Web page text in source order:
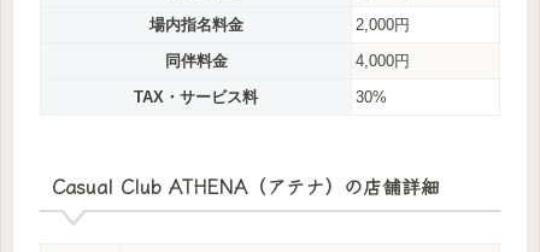
場内指名料金
2,000円
同伴料金
4,000円
TAX・サービス料
30%
Casual Club ATHENA（アテナ）の店舗詳細